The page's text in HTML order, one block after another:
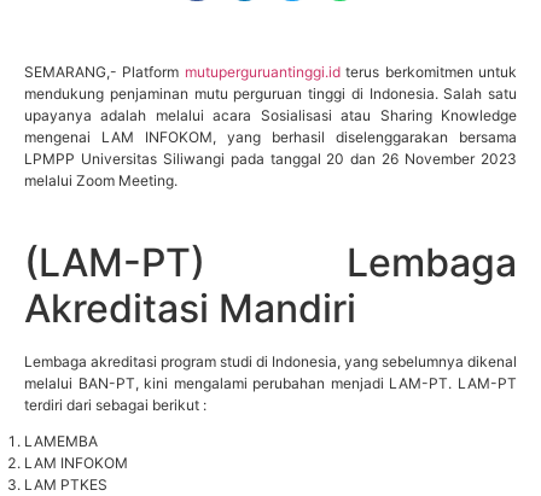
SEMARANG,- Platform mutuperguruantinggi.idterus berkomitmen untuk
mendukung penjaminan mutu perguruan tinggi di Indonesia. Salah satu
upayanya adalah melalui acara Sosialisasi atau Sharing Knowledge
mengenai LAM INFOKOM, yang berhasil diselenggarakan bersama
LPMPP Universitas Siliwangi pada tanggal 20 dan 26 November 2023
melalui Zoom Meeting.
(LAM-PT) Lembaga
Akreditasi Mandiri
Lembaga akreditasi program studi di Indonesia, yang sebelumnya dikenal
melalui BAN-PT, kini mengalami perubahan menjadi LAM-PT. LAM-PT
terdiri dari sebagai berikut :
LAMEMBA
LAM INFOKOM
LAM PTKES